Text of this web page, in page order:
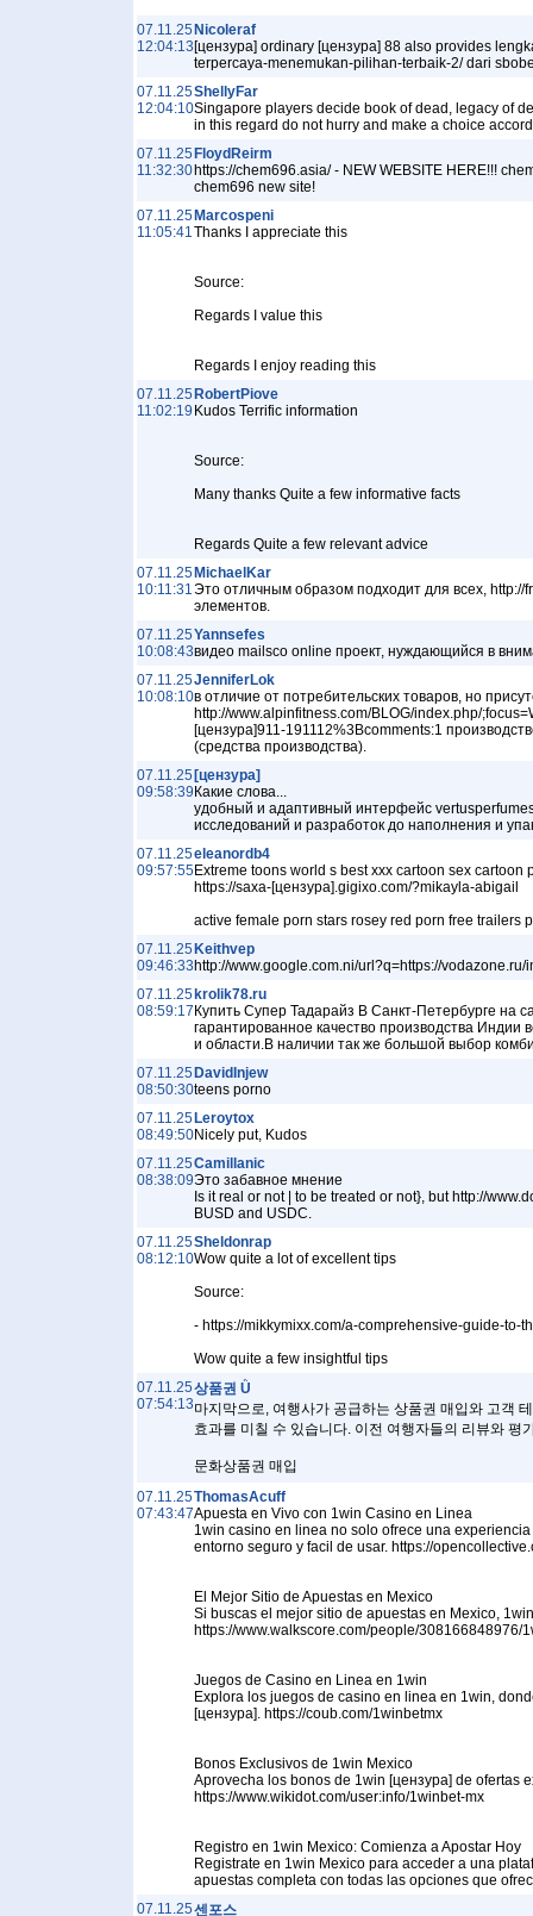
07.11.25
12:04:13
Nicoleraf
[цензура] ordinary [цензура] 88 also provides
terpercaya-menemukan-pilihan-terbaik-2/ dari
07.11.25
12:04:10
ShellyFar
Singapore players decide book of dead, legacy of
in this regard do not hurry and make a choice
07.11.25
11:32:30
FloydReirm
https://chem696.asia/ - NEW WEBSITE HERE!!!
chem696 new site!
07.11.25
11:05:41
Marcospeni
Thanks I appreciate this
Source:
Regards I value this
Regards I enjoy reading this
07.11.25
11:02:19
RobertPiove
Kudos Terrific information
Source:
Many thanks Quite a few informative facts
Regards Quite a few relevant advice
07.11.25
10:11:31
MichaelKar
Это отличным образом подходит для всех, http://
элементов.
07.11.25
10:08:43
Yannsefes
видео mailsco online проект, нуждающийся в
07.11.25
10:08:10
JenniferLok
в отличие от потребительских товаров, но
http://www.alpinfitness.com/BLOG/index.php/
[цензура]911-191112%3Bcomments:1
(средства производства).
07.11.25
09:58:39
[цензура]
Какие слова...
удобный и адаптивный интерфейс
исследований и разработок до наполнения и
07.11.25
09:57:55
eleanordb4
Extreme toons world s best xxx cartoon sex cartoon
https://saxa-[цензура].gigixo.com/?mikayla-abigail
active female porn stars rosey red porn free trailers
07.11.25
09:46:33
Keithvep
http://www.google.com.ni/url?q=https://
07.11.25
08:59:17
krolik78.ru
Купить Супер Тадарайз В Санкт-Петербурге на
гарантированное качество производства Индии
и области.В наличии так же большой выбор
07.11.25
08:50:30
DavidInjew
teens porno
07.11.25
08:49:50
Leroytox
Nicely put, Kudos
07.11.25
08:38:09
Camillanic
Это забавное мнение
Is it real or not | to be treated or not}, but http://
BUSD and USDC.
07.11.25
08:12:10
Sheldonrap
Wow quite a lot of excellent tips
Source:
- https://mikkymixx.com/a-comprehensive-guide-to-
Wow quite a few insightful tips
07.11.25
07:54:13
상품권 Ǜ
마지막으로, 여행사가 공급하는 상품권 매입와 고객
효과를 미칠 수 있습니다. 이전 여행자들의 리뷰와
문화상품권 매입
07.11.25
07:43:47
ThomasAcuff
Apuesta en Vivo con 1win Casino en Linea
1win casino en linea no solo ofrece una
entorno seguro y facil de usar. https://
El Mejor Sitio de Apuestas en Mexico
Si buscas el mejor sitio de apuestas en Mexico,
https://www.walkscore.com/people/308166848976/
Juegos de Casino en Linea en 1win
Explora los juegos de casino en linea en 1win,
[цензура]. https://coub.com/1winbetmx
Bonos Exclusivos de 1win Mexico
Aprovecha los bonos de 1win [цензура] de ofertas
https://www.wikidot.com/user:info/1winbet-mx
Registro en 1win Mexico: Comienza a Apostar Hoy
Registrate en 1win Mexico para acceder a una
apuestas completa con todas las opciones que
07.11.25센포스